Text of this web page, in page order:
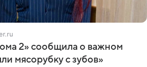
2» сообщила о важном
мясорубку с зубов»